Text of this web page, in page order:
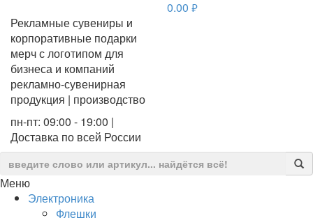
Рекламные сувениры и
корпоративные подарки
мерч с логотипом для
бизнеса и компаний
рекламно-сувенирная
продукция | производство
пн-пт: 09:00 - 19:00 |
Доставка по всей России
0.00 руб.
Меню
Электроника
Флешки